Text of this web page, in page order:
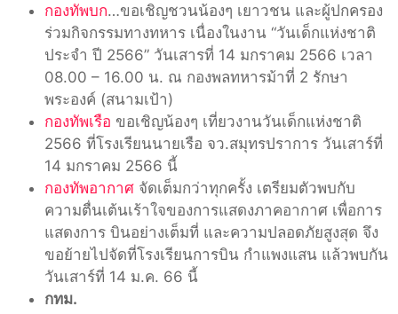
กองทัพบก…ขอเชิญชวนน้องๆ เยาวชน และผู้ปกครอง
ร่วมกิจกรรมทางทหาร เนื่องในงาน “วันเด็กแห่งชาติ
ประจำ ปี 2566” วันเสารที่ 14 มกราคม 2566 เวลา
08.00 – 16.00 น. ณ กองพลทหารม้าที่ 2 รักษา
พระองค์ (สนามเป้า)
กองทัพเรือ ขอเชิญน้องๆ เที่ยวงานวันเด็กแห่งชาติ
2566 ที่โรงเรียนนายเรือ จว.สมุทรปราการ วันเสาร์ที่
14 มกราคม 2566 นี้
กองทัพอากาศ จัดเต็มกว่าทุกครั้ง เตรียมตัวพบกับ
ความตื่นเต้นเร้าใจของการแสดงภาคอากาศ เพื่อการ
แสดงการ บินอย่างเต็มที่ และความปลอดภัยสูงสุด จึง
ขอย้ายไปจัดที่โรงเรียนการบิน กำแพงแสน แล้วพบกัน
วันเสาร์ที่ 14 ม.ค. 66 นี้
กทม.